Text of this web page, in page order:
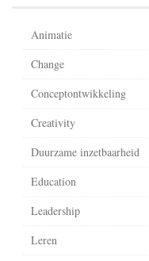
Animatie
Change
Conceptontwikkeling
Creativity
Duurzame inzetbaarheid
Education
Leadership
Leren